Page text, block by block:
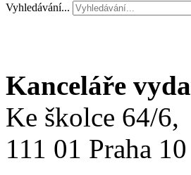
Vyhledávání...
Kanceláře
Ke školce 64/6,
111 01 Praha